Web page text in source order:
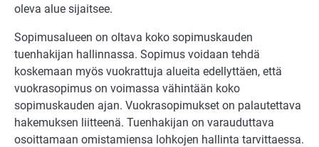
oleva alue sijaitsee.
Sopimusalueen on oltava koko sopimuskauden
tuenhakijan hallinnassa. Sopimus voidaan tehdä
koskemaan myös vuokrattuja alueita edellyttäen, että
vuokrasopimus on voimassa vähintään koko
sopimuskauden ajan. Vuokrasopimukset on palautettava
hakemuksen liitteenä. Tuenhakijan on varauduttava
osoittamaan omistamiensa lohkojen hallinta tarvittaessa.